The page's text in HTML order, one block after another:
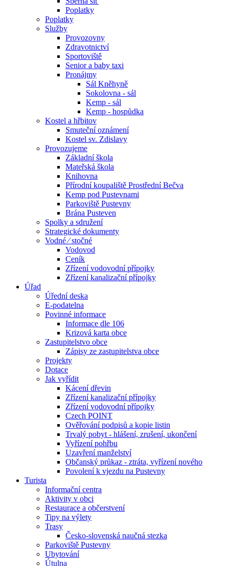
Poplatky
Poplatky
Služby
Provozovny
Zdravotnictví
Sportoviště
Senior a baby taxi
Pronájmy
Sál Kněhyně
Sokolovna - sál
Kemp - sál
Kemp - hospůdka
Kostel a hřbitov
Smuteční oznámení
Kostel sv. Zdislavy
Provozujeme
Základní škola
Mateřská škola
Knihovna
Přírodní koupaliště Prostřední Bečva
Kemp pod Pustevnami
Parkoviště Pustevny
Brána Pusteven
Spolky a sdružení
Strategické dokumenty
Vodné ⁄ stočné
Vodovod
Ceník
Zřízení vodovodní přípojky
Zřízení kanalizační přípojky
Úřad
Úřední deska
E-podatelna
Povinné informace
Informace dle 106
Krizová karta obce
Zastupitelstvo obce
Zápisy ze zastupitelstva obce
Projekty
Dotace
Jak vyřídit
Kácení dřevin
Zřízení kanalizační přípojky
Zřízení vodovodní přípojky
Czech POINT
Ověřování podpisů a kopie listin
Trvalý pobyt - hlášení, zrušení, ukončení
Vyřízení pohřbu
Uzavření manželství
Občanský průkaz - ztráta, vyřízení nového
Povolení k vjezdu na Pustevny
Turista
Informační centra
Aktivity v obci
Restaurace a občerstvení
Tipy na výlety
Trasy
Česko-slovenská naučná stezka
Parkoviště Pustevny
Ubytování
Útulna